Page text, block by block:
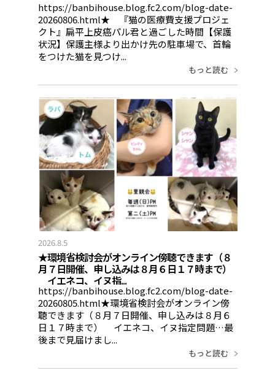
https://banbihouse.blog.fc2.com/blog-date-
20260806.html★ 『猫の医療費支援プロジェ
クト』扁平上皮癌パル君と過ごした時間【保護
状況】保護主様より出かけ先の駐車場で、首輪
をつけた猫を見つけ...
もっと読む
2026.8.5
★環境省検討会がオンライン傍聴できます（８
月７日開催、申し込みは８月６日１７時まで）
イエネコ、イヌ指...
https://banbihouse.blog.fc2.com/blog-date-
20260805.html★環境省検討会がオンライン傍
聴できます（８月７日開催、申し込みは８月６
日１７時まで） イエネコ、イヌ指定問題…最
後まで見届けまし...
もっと読む